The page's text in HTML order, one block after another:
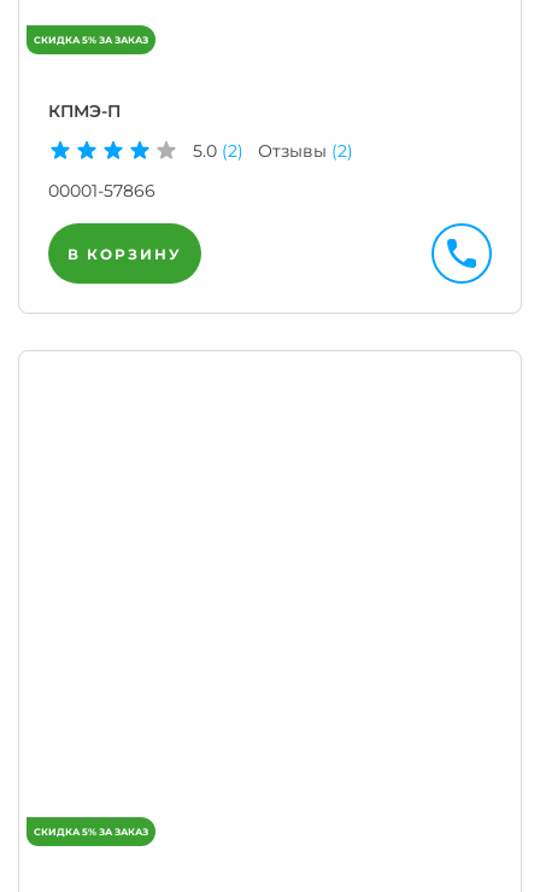
КПМЭ-П
5.0 (2) Отзывы (2)
00001-57866
В КОРЗИНУ